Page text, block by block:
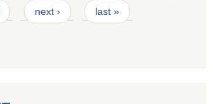
next › last »